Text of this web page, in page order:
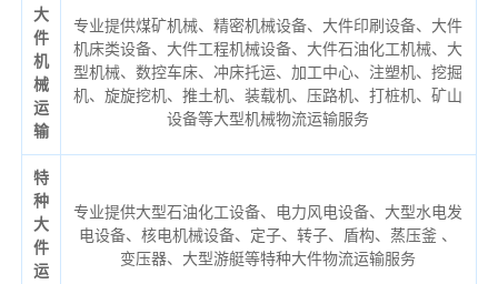
大
件
机
械
运
输
专业提供煤矿机械、精密机械设备、大件印刷设备、大件
机床类设备、大件工程机械设备、大件石油化工机械、大
型机械、数控车床、冲床托运、加工中心、注塑机、挖掘
机、旋旋挖机、推土机、装载机、压路机、打桩机、矿山
设备等大型机械物流运输服务
特
种
大
件
运
专业提供大型石油化工设备、电力风电设备、大型水电发
电设备、核电机械设备、定子、转子、盾构、蒸压釜 、
变压器、大型游艇等特种大件物流运输服务